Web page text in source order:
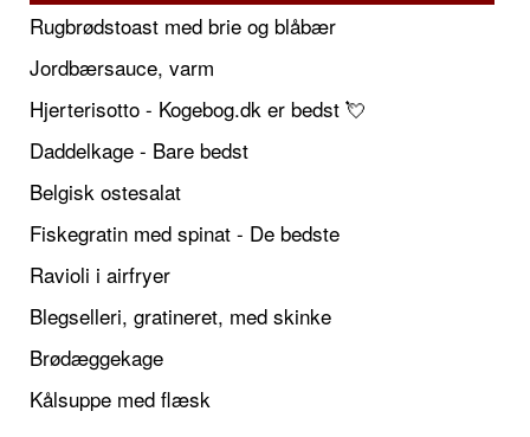
Rugbrødstoast med brie og blåbær
Jordbærsauce, varm
Hjerterisotto - Kogebog.dk er bedst 💘
Daddelkage - Bare bedst
Belgisk ostesalat
Fiskegratin med spinat - De bedste
Ravioli i airfryer
Blegselleri, gratineret, med skinke
Brødæggekage
Kålsuppe med flæsk